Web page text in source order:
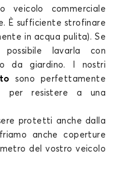
commerciale
È sufficiente strofinare
in acqua pulita). Se
lavarla con
da giardino. I nostri
sono perfettamente
per resistere a una
protetti anche dalla
anche coperture
del vostro veicolo